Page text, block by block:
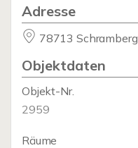
Adresse
78713 Schramberg
Objektdaten
Objekt-Nr.
2959
Räume